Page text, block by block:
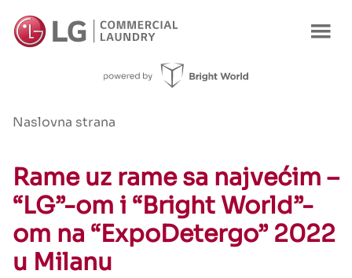
Naslovna strana
Rame uz rame sa najvećim –
“LG”-om i “Bright World”-
om na “ExpoDetergo” 2022
u Milanu